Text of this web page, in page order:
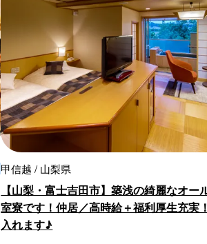
甲信越 / 山梨県
【山梨・富士吉田市】築浅の綺麗なオー
室寮です！仲居／高時給＋福利厚生充実
入れます♪